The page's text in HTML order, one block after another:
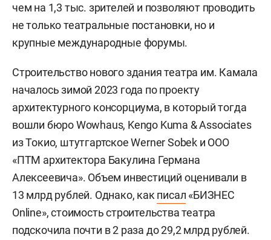
чем на 1,3 тыс. зрителей и позволяют проводить
не только театральные постановки, но и
крупные международные форумы.
Строительство нового здания театра им. Камала
началось зимой 2023 года по проекту
архитектурного консорциума, в который тогда
вошли бюро Wowhaus, Kengo Kuma & Associates
из Токио, штутгартское Werner Sobek и ООО
«ПТМ архитектора Бакулина Германа
Алексеевича». Объем инвестиций оценивали в
13 млрд рублей. Однако, как писал «БИЗНЕС
Online», стоимость строительства театра
подскочила почти в 2 раза до 29,2 млрд рублей.